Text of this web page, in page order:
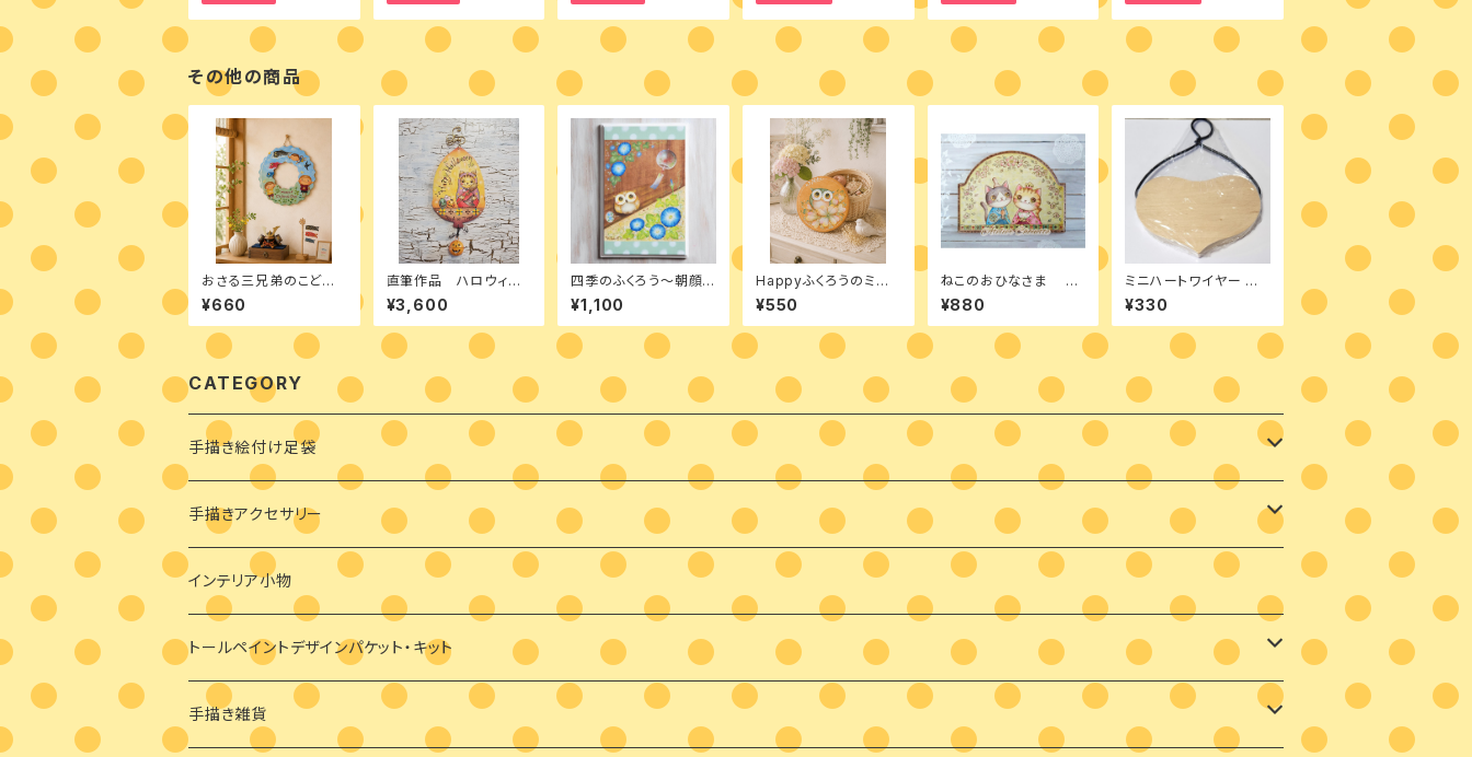
その他の商品
おさる三兄弟のこども
の日 デザインパケット
¥660
直筆作品 ハロウィン
の猫マトさん オーナメ
ント 両面
¥3,600
四季のふくろう～朝顔と
風鈴 デザインパケット
¥1,100
Happyふくろうのミニ
バスケット デザインパケ
ット
¥550
ねこのおひなさま デ
ザインパケット ウッド
バーニング＆ペイント
¥880
ミニハートワイヤー ウッ
ド素材
¥330
CATEGORY
手描き絵付け足袋
絵付け済み足袋
オーダーメイド絵付け足袋
手描きアクセサリー
ブローチ
バッグチャーム
耳飾り
インテリア小物
トールペイントデザインパケット・キット
素材付きキット
手描き雑貨